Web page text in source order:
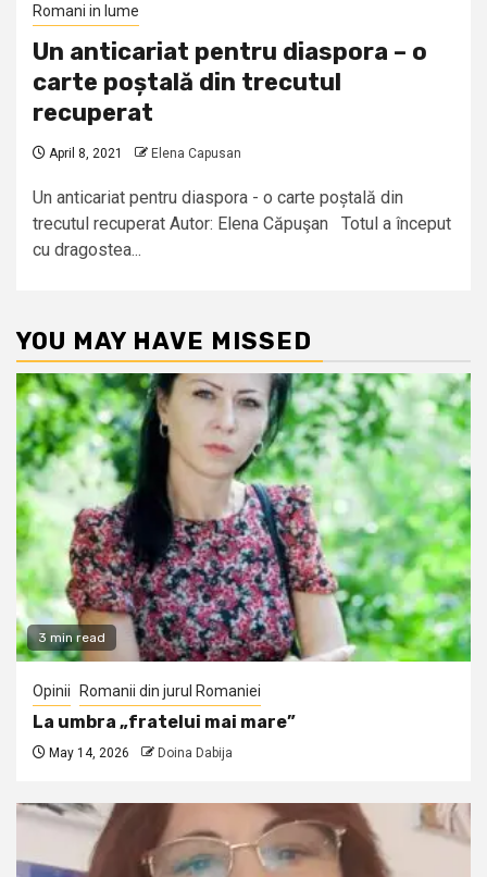
Romani in lume
Un anticariat pentru diaspora – o
carte poștală din trecutul
recuperat
April 8, 2021 Elena Capusan
Un anticariat pentru diaspora - o carte poștală din
trecutul recuperat Autor: Elena Căpuşan Totul a început
cu dragostea...
YOU MAY HAVE MISSED
3 min read
Opinii Romanii din jurul Romaniei
La umbra „fratelui mai mare”
May 14, 2026 Doina Dabija